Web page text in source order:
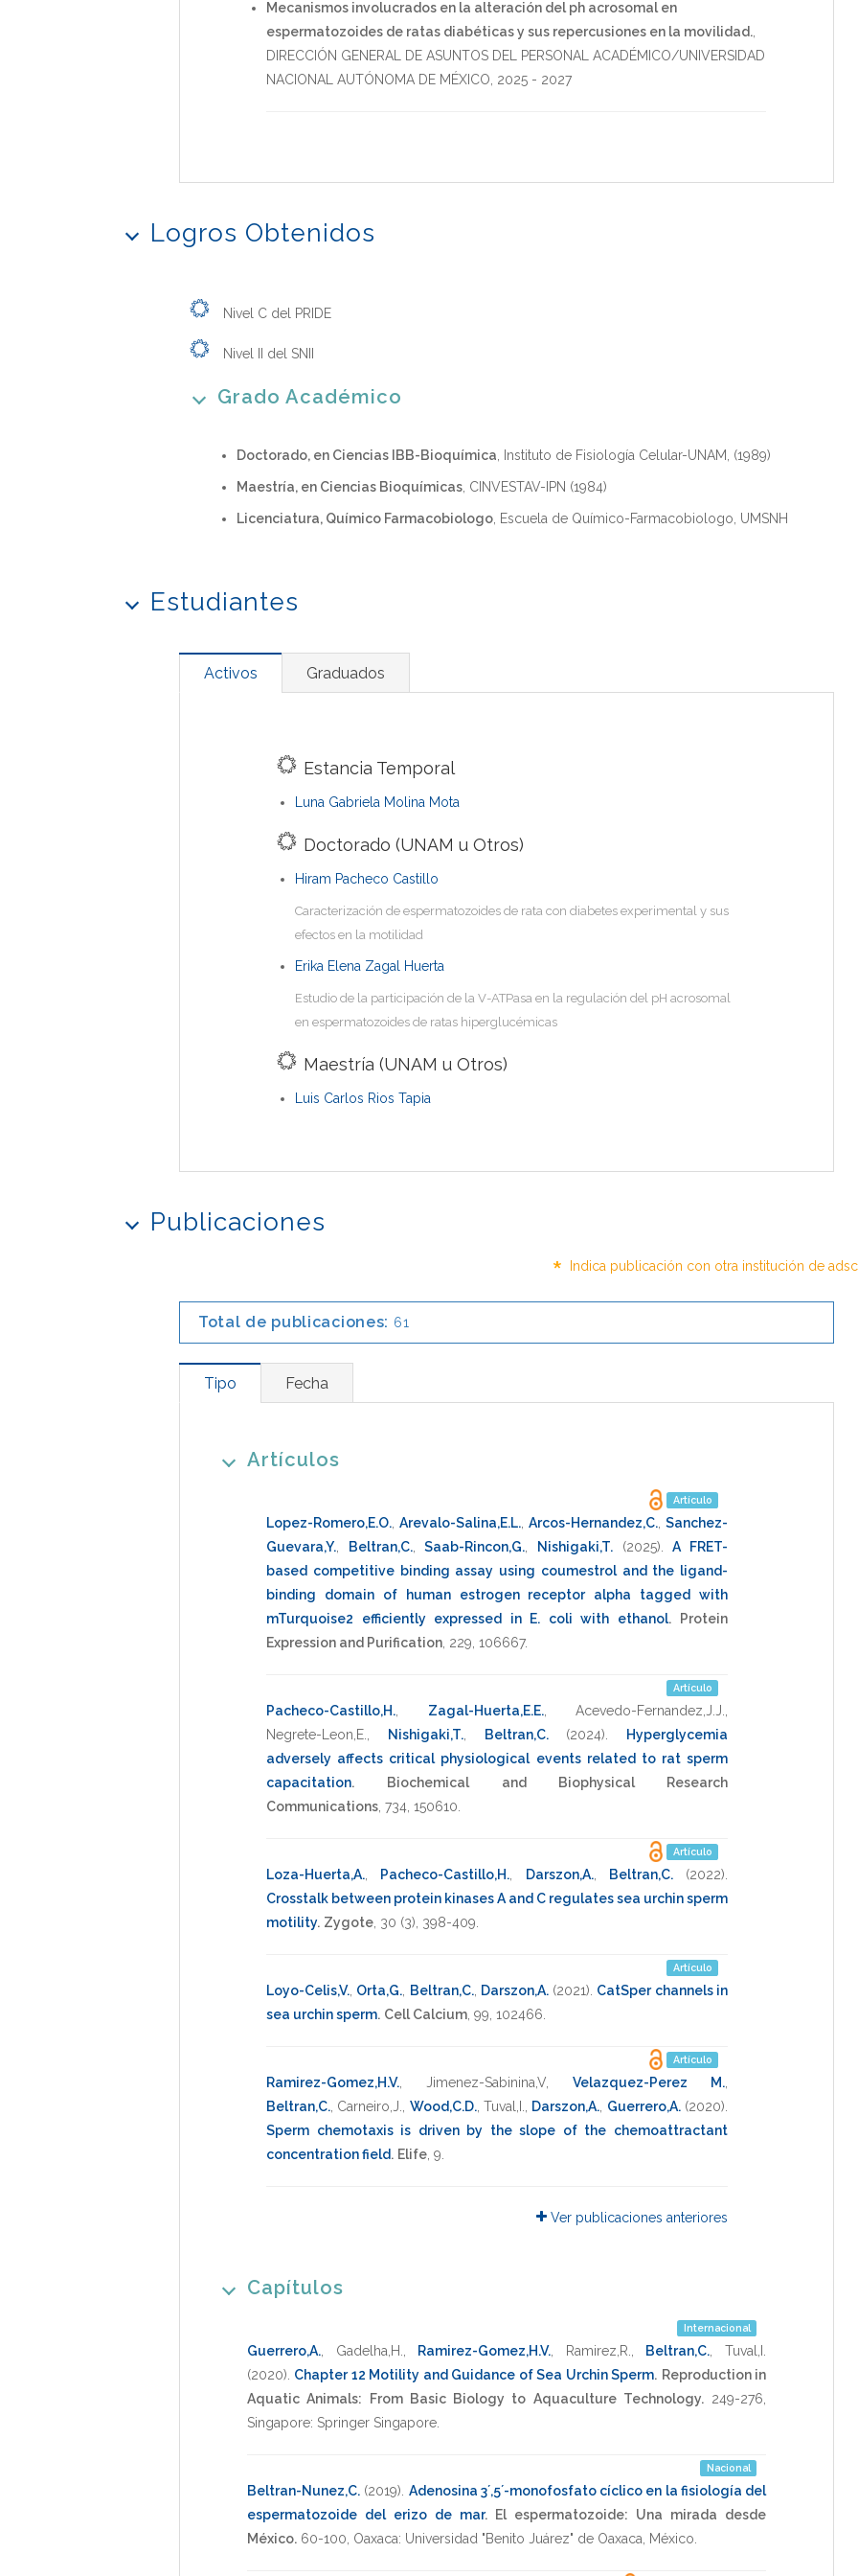
Mecanismos involucrados en la alteración del ph acrosomal en
espermatozoides de ratas diabéticas y sus repercusiones en la movilidad.
DIRECCIÓN GENERAL DE ASUNTOS DEL PERSONAL ACADÉMICO/UNIVERSIDAD
NACIONAL AUTÓNOMA DE MÉXICO 2025 - 2027
Logros Obtenidos
Nivel C del PRIDE
Nivel II del SNII
Grado Académico
Doctorado, en Ciencias IBB-Bioquímica , Instituto de Fisiología Celular-UNAM, (1989)
Maestría, en Ciencias Bioquímicas , CINVESTAV-IPN (1984)
Licenciatura, Químico Farmacobiologo , Escuela de Químico-Farmacobiologo, UMSNH
Estudiantes
Activos Graduados
Estancia Temporal
Luna Gabriela Molina Mota
Doctorado (UNAM u Otros)
Hiram Pacheco Castillo
Caracterización de espermatozoides de rata con diabetes experimental y sus
efectos en la motilidad
Erika Elena Zagal Huerta
Estudio de la participación de la V-ATPasa en la regulación del pH acrosomal
en espermatozoides de ratas hiperglucémicas
Maestría (UNAM u Otros)
Luis Carlos Rios Tapia
Publicaciones
* Indica publicación con otra institución de
Total de publicaciones: 61
Tipo Fecha
Artículos
Artículo
Lopez-Romero,E.O. Arevalo-Salina,E.L. Arcos-Hernandez,C. Sanchez-
Guevara,Y.
Beltran,C.,Saab-Rincon,G. Nishigaki,T. (2025) .A FRET-
based competitive binding assay using coumestrol and the ligand-
binding domain of human estrogen receptor alpha tagged with
mTurquoise2 efficiently expressed in E. coli with ethanol.
Protein
Expression and Purification 229 106667.
Artículo
Pacheco-Castillo,H. Zagal-Huerta,E.E., Acevedo-Fernandez,J.J.
Negrete-Leon,E.
Nishigaki,T., Beltran,C. (2024)
Hyperglycemia
adversely affects critical physiological events related to rat sperm
capacitation.
Biochemical and Biophysical Research
Communications 734 150610
Artículo
Loza-Huerta,A. Pacheco-Castillo,H. Darszon,A., Beltran,C. (2022)
Crosstalk between protein kinases A and C regulates sea urchin sperm
motility. Zygote 30 (3), 398-409
Artículo
Loyo-Celis,V. Orta,G. Beltran,C., Darszon,A. (2021) CatSper channels in
sea urchin sperm. Cell Calcium 99 102466
Artículo
Ramirez-Gomez,H.V. Jimenez-Sabinina,V Velazquez-Perez M.
Beltran,C. Carneiro,J. Wood,C.D.,Tuval,I. Darszon,A. Guerrero,A. (2020)
Sperm chemotaxis is driven by the slope of the chemoattractant
concentration field. Elife 9
Ver publicaciones anteriores
Capítulos
Internacional
Guerrero,A. Gadelha,H. Ramirez-Gomez,H.V. Ramirez,R. Beltran,C. ,Tuval,I.
(2020) Chapter 12 Motility and Guidance of Sea Urchin Sperm. Reproduction in
Aquatic Animals: From Basic Biology to Aquaculture Technology. 249-276
Singapore: Springer Singapore
Nacional
Beltran-Nunez,C. (2019) Adenosina 3´,5´-monofosfato cíclico en la fisiología del
espermatozoide del erizo de mar.
El espermatozoide: Una mirada desde
México. 60-100 Oaxaca: Universidad "Benito Juárez" de Oaxaca, México